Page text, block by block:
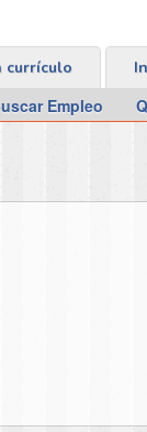
currículo
Empleo